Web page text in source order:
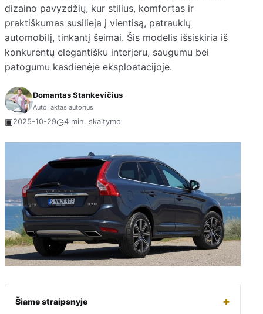
dizaino pavyzdžių, kur stilius, komfortas ir
praktiškumas susilieja į vientisą, patrauklų
automobilį, tinkantį šeimai. Šis modelis išsiskiria iš
konkurentų elegantišku interjeru, saugumu bei
patogumu kasdienėje eksploatacijoje.
Domantas Stankevičius
AutoTaktas autorius
▣2025-10-29◷4 min. skaitymo
Šiame straipsnyje +